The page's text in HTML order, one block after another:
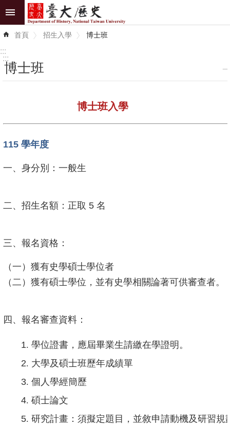
跳到主要內容區塊
進
階
息
系
成
修
定
首頁 招生入學 博士班
:::
:::
博士班
博士班入學
115 學年度
一、身分別：一般生
二、招生名額：正取 5 名
三、報名資格：
（一）獲有史學碩士學位者
（二）獲有碩士學位，並有史學相關論著可供審查者。
四、報名審查資料：
1. 學位證書，應屆畢業生請繳在學證明。
2. 大學及碩士班歷年成績單
3. 個人學經簡歷
4. 碩士論文
5. 研究計畫：須擬定題目，並敘申請動機及研習規